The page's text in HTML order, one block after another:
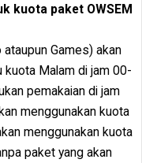
kuota paket OWSEM
Games) akan
kuota Malam di jam 00-
pemakaian di jam
menggunakan kuota
menggunakan kuota
paket yang akan